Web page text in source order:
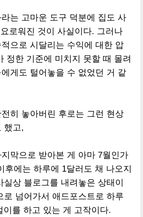
는 고마운 도구 덕분에 집도 사
로워진 것이 사실이다. 그러나
으로 시달리는 수익에 대한 압
정한 기준에 미치지 못할 때 몰려
게도 털어놓을 수 없었던 거 같
히 놓아버린 후로는 그런 현상
했고,
막으로 받아본 게 아마 7월인가
후에는 하루에 1달러도 채 나오지
상 블로그를 내려놓은 상태이
로 넘어가서 애드포스트로 하루
이를 하고 있는 게 고작이다.